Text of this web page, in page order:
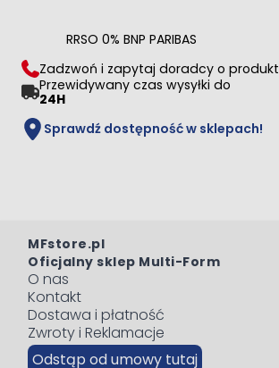
RRSO 0% BNP PARIBAS
Zadzwoń i zapytaj doradcy o produkt
Przewidywany czas wysyłki do
24H
Sprawdź dostępność w sklepach!
MFstore.pl
Oficjalny sklep Multi-Form
O nas
Kontakt
Dostawa i płatność
Zwroty i Reklamacje
Odstąp od umowy tutaj